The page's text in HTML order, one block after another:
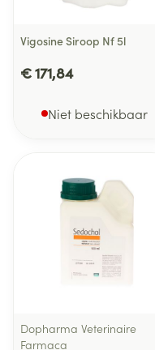
Vigosine Siroop Nf 5l
€ 171,84
Niet beschikbaar
Dopharma Veterinaire
Farmaca